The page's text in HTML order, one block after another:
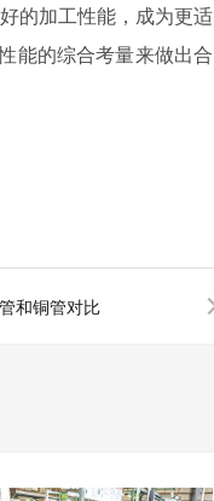
的加工性能，成为更适
能的综合考量来做出合
和铜管对比